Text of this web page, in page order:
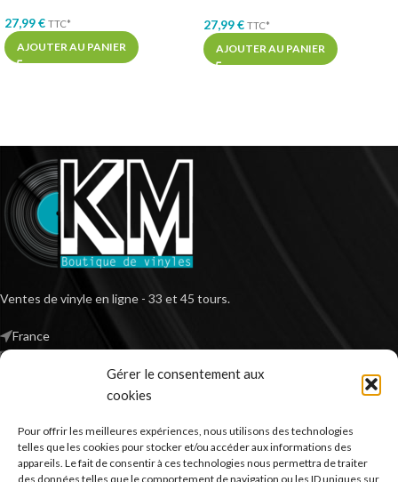
Gérer le consentement aux
cookies
Pour offrir les meilleures expériences, nous utilisons des technologies
telles que les cookies pour stocker et/ou accéder aux informations des
appareils. Le fait de consentir à ces technologies nous permettra de traiter
des données telles que le comportement de navigation ou les ID uniques sur
27,99€ TTC*
AJOUTER AU PANIER
27,99€ TTC*
AJOUTER AU PANIER
Ventes de vinyle en ligne - 33 et 45 tours.
France
*TVA non applicable – article 293 B du CGI